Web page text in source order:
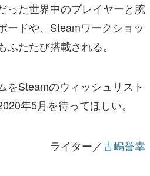
った世界中のプレイヤーと腕
ードや、Steamワークショッ
たたび搭載される。
Steamのウィッシュリスト
年5月を待ってほしい。
ライター／古嶋誉幸